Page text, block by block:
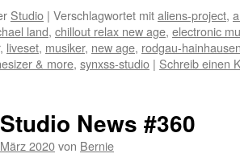
Studio | Verschlagwortet mitaliens-project,
land, chillout relax new age, electronic
, liveset, musiker, new age, rodgau-
& more, synxss-studio | Schreib einen
News #360
2020von Bernie